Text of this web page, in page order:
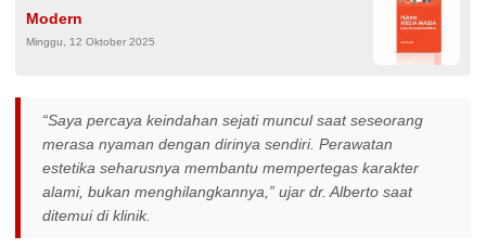
Modern
Minggu, 12 Oktober 2025
“Saya percaya keindahan sejati muncul saat seseorang
merasa nyaman dengan dirinya sendiri. Perawatan
estetika seharusnya membantu mempertegas karakter
alami, bukan menghilangkannya,” ujar dr. Alberto saat
ditemui di klinik.